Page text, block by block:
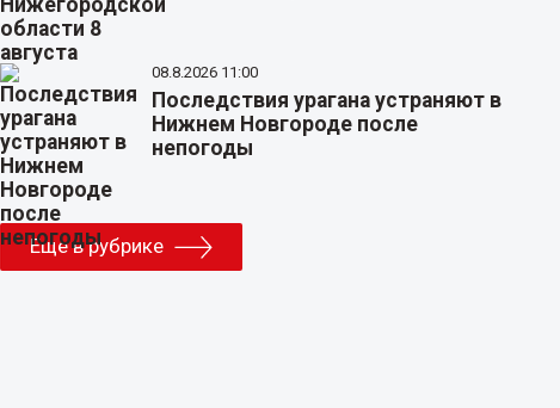
08.8.2026 11:00
Последствия урагана устраняют в
Нижнем Новгороде после
непогоды
Еще в рубрике